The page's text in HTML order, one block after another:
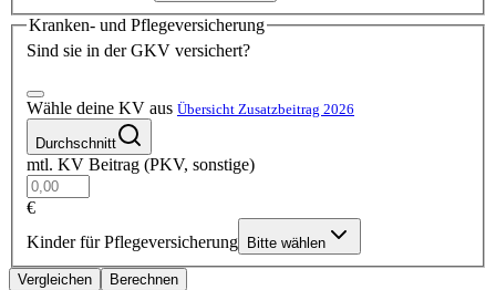
Kranken- und Pflegeversicherung
Sind sie in der GKV versichert?
Wähle deine KV aus Übersicht Zusatzbeitrag 2026
Durchschnitt
mtl. KV Beitrag (PKV, sonstige)
€
Kinder für Pflegeversicherung
Bitte wählen
Vergleichen
Berechnen